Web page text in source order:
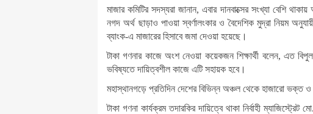
মাজার কমিটির সদস্যরা জানান, এবার দানবাক্সের সংখ্যা বেশি
নগদ অর্থ ছাড়াও পাওয়া স্বর্ণালংকার ও বৈদেশিক মুদ্রা নিয়ম
ব্যাংক-এ মাজারের হিসাবে জমা দেওয়া হয়েছে।
টাকা গণনার কাজে অংশ নেওয়া কয়েকজন শিক্ষার্থী বলেন, এত
ভবিষ্যতে দায়িত্বশীল কাজে এটি সহায়ক হবে।
মহাস্থানগড়ে প্রতিদিন দেশের বিভিন্ন অঞ্চল থেকে হাজারো ভক্ত ও
টাকা গণনা কার্যক্রম তদারকির দায়িত্বে থাকা নির্বাহী